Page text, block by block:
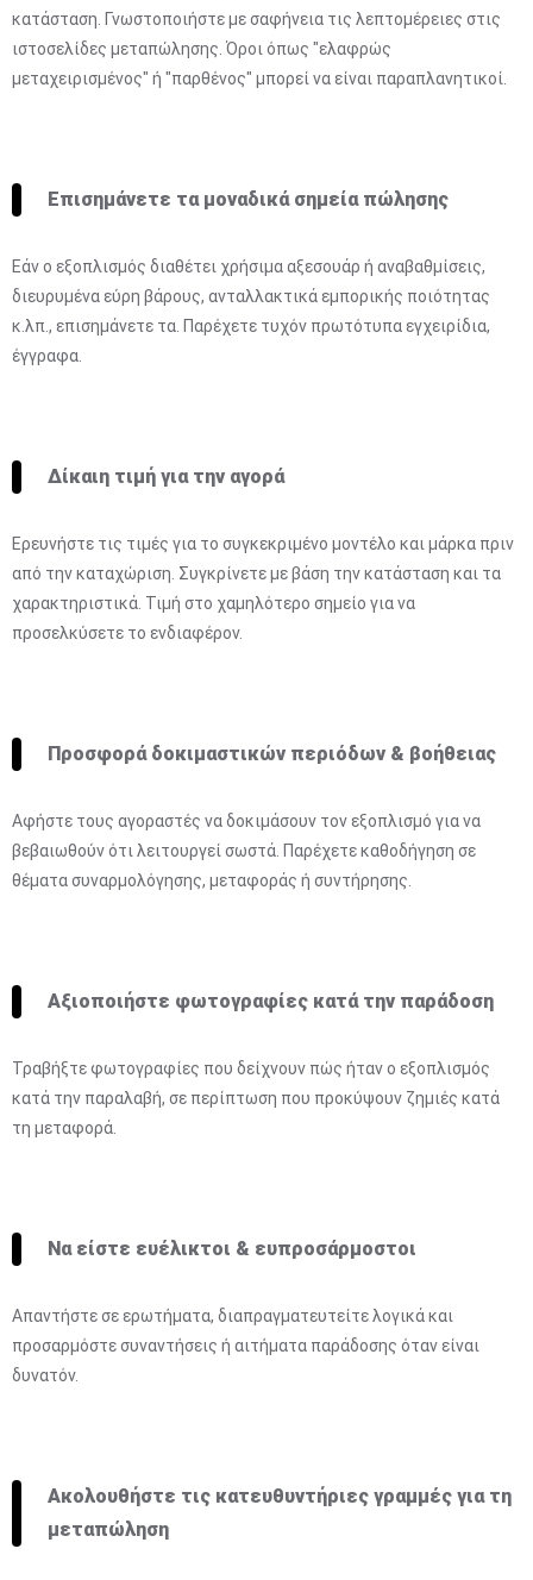
κατάσταση. Γνωστοποιήστε με σαφήνεια τις λεπτομέρειες στις
ιστοσελίδες μεταπώλησης. Όροι όπως "ελαφρώς
μεταχειρισμένος" ή "παρθένος" μπορεί να είναι παραπλανητικοί.
Επισημάνετε τα μοναδικά σημεία πώλησης
Εάν ο εξοπλισμός διαθέτει χρήσιμα αξεσουάρ ή αναβαθμίσεις,
διευρυμένα εύρη βάρους, ανταλλακτικά εμπορικής ποιότητας
κ.λπ., επισημάνετε τα. Παρέχετε τυχόν πρωτότυπα εγχειρίδια,
έγγραφα.
Δίκαιη τιμή για την αγορά
Ερευνήστε τις τιμές για το συγκεκριμένο μοντέλο και μάρκα πριν
από την καταχώριση. Συγκρίνετε με βάση την κατάσταση και τα
χαρακτηριστικά. Τιμή στο χαμηλότερο σημείο για να
προσελκύσετε το ενδιαφέρον.
Προσφορά δοκιμαστικών περιόδων & βοήθειας
Αφήστε τους αγοραστές να δοκιμάσουν τον εξοπλισμό για να
βεβαιωθούν ότι λειτουργεί σωστά. Παρέχετε καθοδήγηση σε
θέματα συναρμολόγησης, μεταφοράς ή συντήρησης.
Αξιοποιήστε φωτογραφίες κατά την παράδοση
Τραβήξτε φωτογραφίες που δείχνουν πώς ήταν ο εξοπλισμός
κατά την παραλαβή, σε περίπτωση που προκύψουν ζημιές κατά
τη μεταφορά.
Να είστε ευέλικτοι & ευπροσάρμοστοι
Απαντήστε σε ερωτήματα, διαπραγματευτείτε λογικά και
προσαρμόστε συναντήσεις ή αιτήματα παράδοσης όταν είναι
δυνατόν.
Ακολουθήστε τις κατευθυντήριες γραμμές για τη
μεταπώληση